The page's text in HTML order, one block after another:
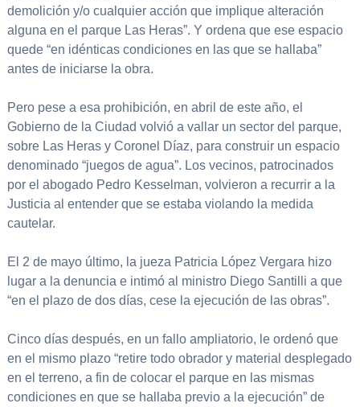
demolición y/o cualquier acción que implique alteración
alguna en el parque Las Heras”. Y ordena que ese espacio
quede “en idénticas condiciones en las que se hallaba”
antes de iniciarse la obra.
Pero pese a esa prohibición, en abril de este año, el
Gobierno de la Ciudad volvió a vallar un sector del parque,
sobre Las Heras y Coronel Díaz, para construir un espacio
denominado “juegos de agua”. Los vecinos, patrocinados
por el abogado Pedro Kesselman, volvieron a recurrir a la
Justicia al entender que se estaba violando la medida
cautelar.
El 2 de mayo último, la jueza Patricia López Vergara hizo
lugar a la denuncia e intimó al ministro Diego Santilli a que
“en el plazo de dos días, cese la ejecución de las obras”.
Cinco días después, en un fallo ampliatorio, le ordenó que
en el mismo plazo “retire todo obrador y material desplegado
en el terreno, a fin de colocar el parque en las mismas
condiciones en que se hallaba previo a la ejecución” de